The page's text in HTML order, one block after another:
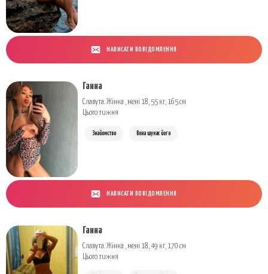
НАПИСАТИ ПОВІДОМЛЕННЯ
Ганна
Славута. Жінка , мені 18, 55 кг, 165 см
Цього тижня
Знайомство Вона шукає його
НАПИСАТИ ПОВІДОМЛЕННЯ
Ганна
Славута. Жінка , мені 18, 49 кг, 170 см
Цього тижня